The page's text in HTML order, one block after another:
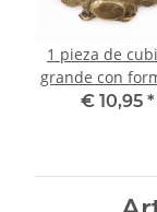
1 pieza de
grande con
hoja de roble
€ 10,95 *